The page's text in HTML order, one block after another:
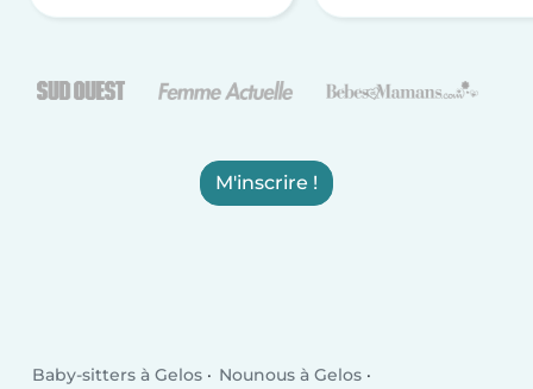
M'inscrire !
Baby-sitters à Gelos
Nounous à Gelos